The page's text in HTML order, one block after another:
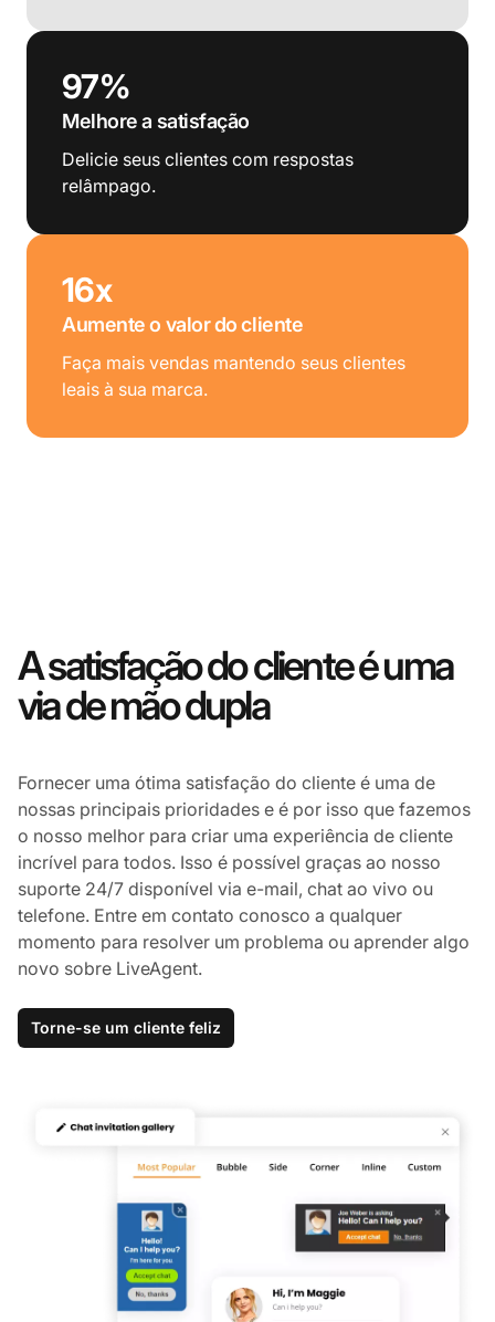
97%
Melhore a satisfação
Delicie seus clientes com respostas
relâmpago.
16x
Aumente o valor do cliente
Faça mais vendas mantendo seus clientes
leais à sua marca.
A satisfação do cliente é uma
via de mão dupla
Fornecer uma ótima satisfação do cliente é uma de
nossas principais prioridades e é por isso que fazemos
o nosso melhor para criar uma experiência de cliente
incrível para todos. Isso é possível graças ao nosso
suporte 24/7 disponível via e-mail, chat ao vivo ou
telefone. Entre em contato conosco a qualquer
momento para resolver um problema ou aprender algo
novo sobre LiveAgent.
Torne-se um cliente feliz